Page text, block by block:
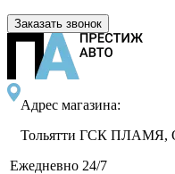
Заказать звонок
Адрес магазина:
Тольятти ГСК ПЛАМЯ,
Ежедневно 24/7